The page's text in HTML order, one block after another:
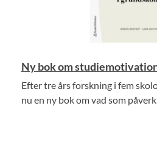
Ny bok om
Efter tre års forskning i fem
nu en ny bok om vad som